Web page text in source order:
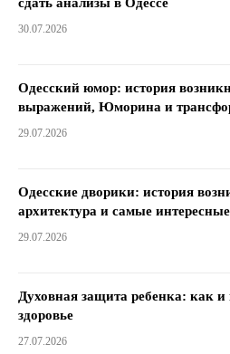
30.07.2026
Одесский юмор: история
выражений, Юморина и
29.07.2026
Одесские дворики: история
архитектура и самые
29.07.2026
Духовная защита ребенка: как и
здоровье
27.07.2026